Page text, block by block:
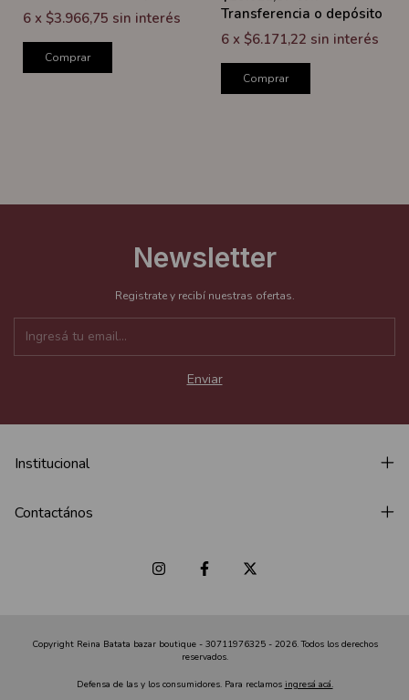
6 x $3.966,75 sin interés
Comprar
Transferencia o depósito
6 x $6.171,22 sin interés
Comprar
Newsletter
Registrate y recibí nuestras ofertas.
Institucional
Contactános
Copyright Reina Batata bazar boutique - 30711976325 - 2026. Todos los derechos
reservados.
Defensa de las y los consumidores. Para reclamos ingresá acá.